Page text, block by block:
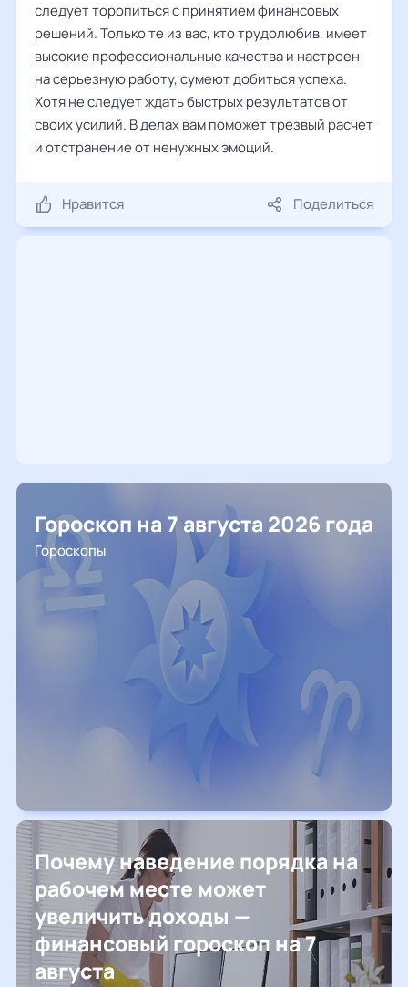
следует торопиться с принятием финансовых
решений. Только те из вас, кто трудолюбив, имеет
высокие профессиональные качества и настроен
на серьезную работу, сумеют добиться успеха.
Хотя не следует ждать быстрых результатов от
своих усилий. В делах вам поможет трезвый расчет
и отстранение от ненужных эмоций.
Нравится Поделиться
Гороскоп на 7 августа 2026 года
Гороскопы
Почему наведение порядка на
рабочем месте может
увеличить доходы —
финансовый гороскоп на 7
августа